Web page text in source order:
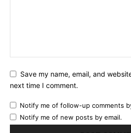
Save my name, email, and
next time I comment.
Notify me of follow-up comments
Notify me of new posts by email.